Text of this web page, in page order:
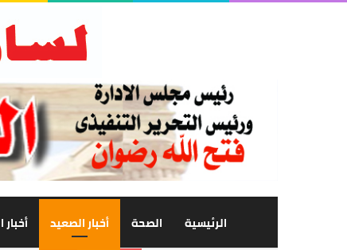
الرئيسية الصحة أخبار الصعيد